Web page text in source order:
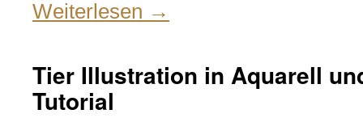
Weiterlesen →
Tier Illustration in Aquarell
Tutorial